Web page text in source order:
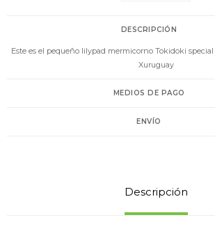
DESCRIPCIÓN
Este es el pequeño lilypad mermicorno Tokidoki
Xuruguay
MEDIOS DE PAGO
ENVÍO
Descripción